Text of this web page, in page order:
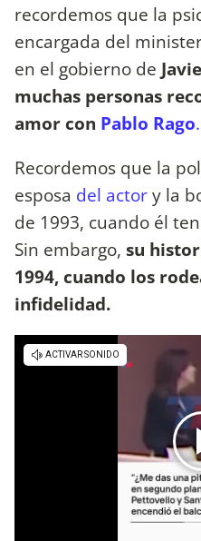
recordemos que la
encargada del
en el gobierno de
muchas personas
amor con Pablo Rago.
Recordemos que la
esposa del actory la
de 1993, cuando él
Sin embargo, su
1994, cuando los
infidelidad.